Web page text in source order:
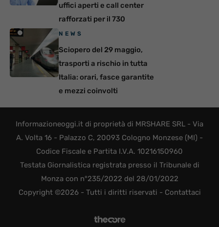
uffici aperti e call center
rafforzati per il 730
NEWS
Sciopero del 29 maggio,
trasporti a rischio in tutta
Italia: orari, fasce garantite
e mezzi coinvolti
Informazioneoggi.it di proprietà di MRSHARE SRL - Via
A. Volta 16 - Palazzo C, 20093 Cologno Monzese (MI) -
Codice Fiscale e Partita I.V.A. 10216150960
Testata Giornalistica registrata presso il Tribunale di
Monza con n°235/2022 del 28/01/2022
Copyright ©2026 - Tutti i diritti riservati - Contattaci